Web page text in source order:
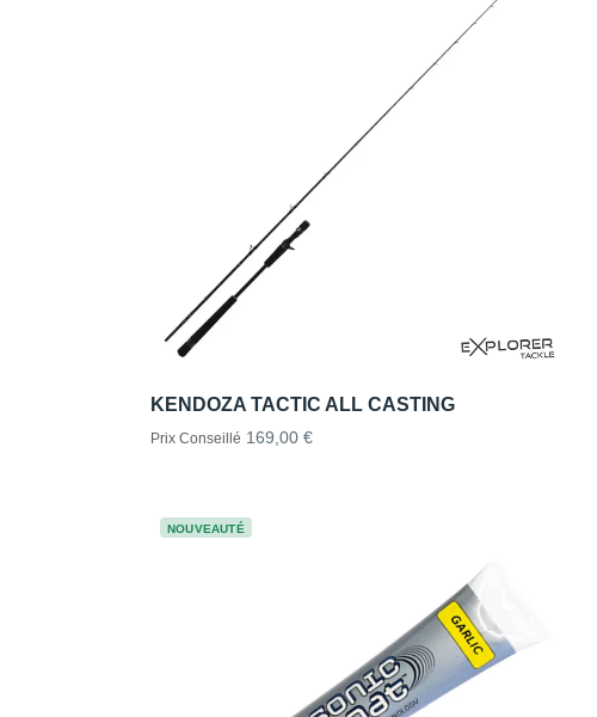
KENDOZA TACTIC ALL CASTING
Prix Conseillé 169,00 €
NOUVEAUTÉ